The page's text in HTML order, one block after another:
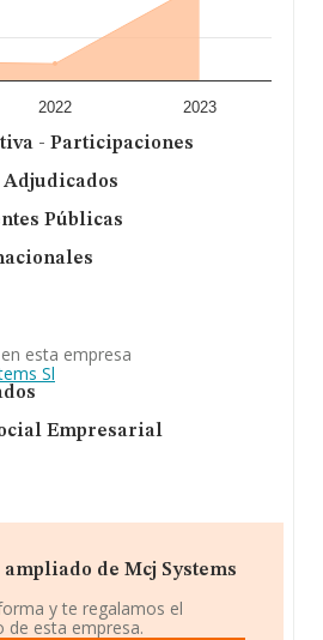
2022 2023
- Participaciones
Adjudicados
Públicas
esta empresa
Sl
Empresarial
de Mcj Systems
y te regalamos el
de esta empresa.